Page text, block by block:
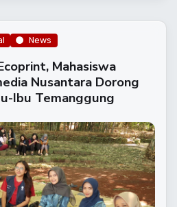
News
Mahasiswa
Nusantara Dorong
Ibu Temanggung